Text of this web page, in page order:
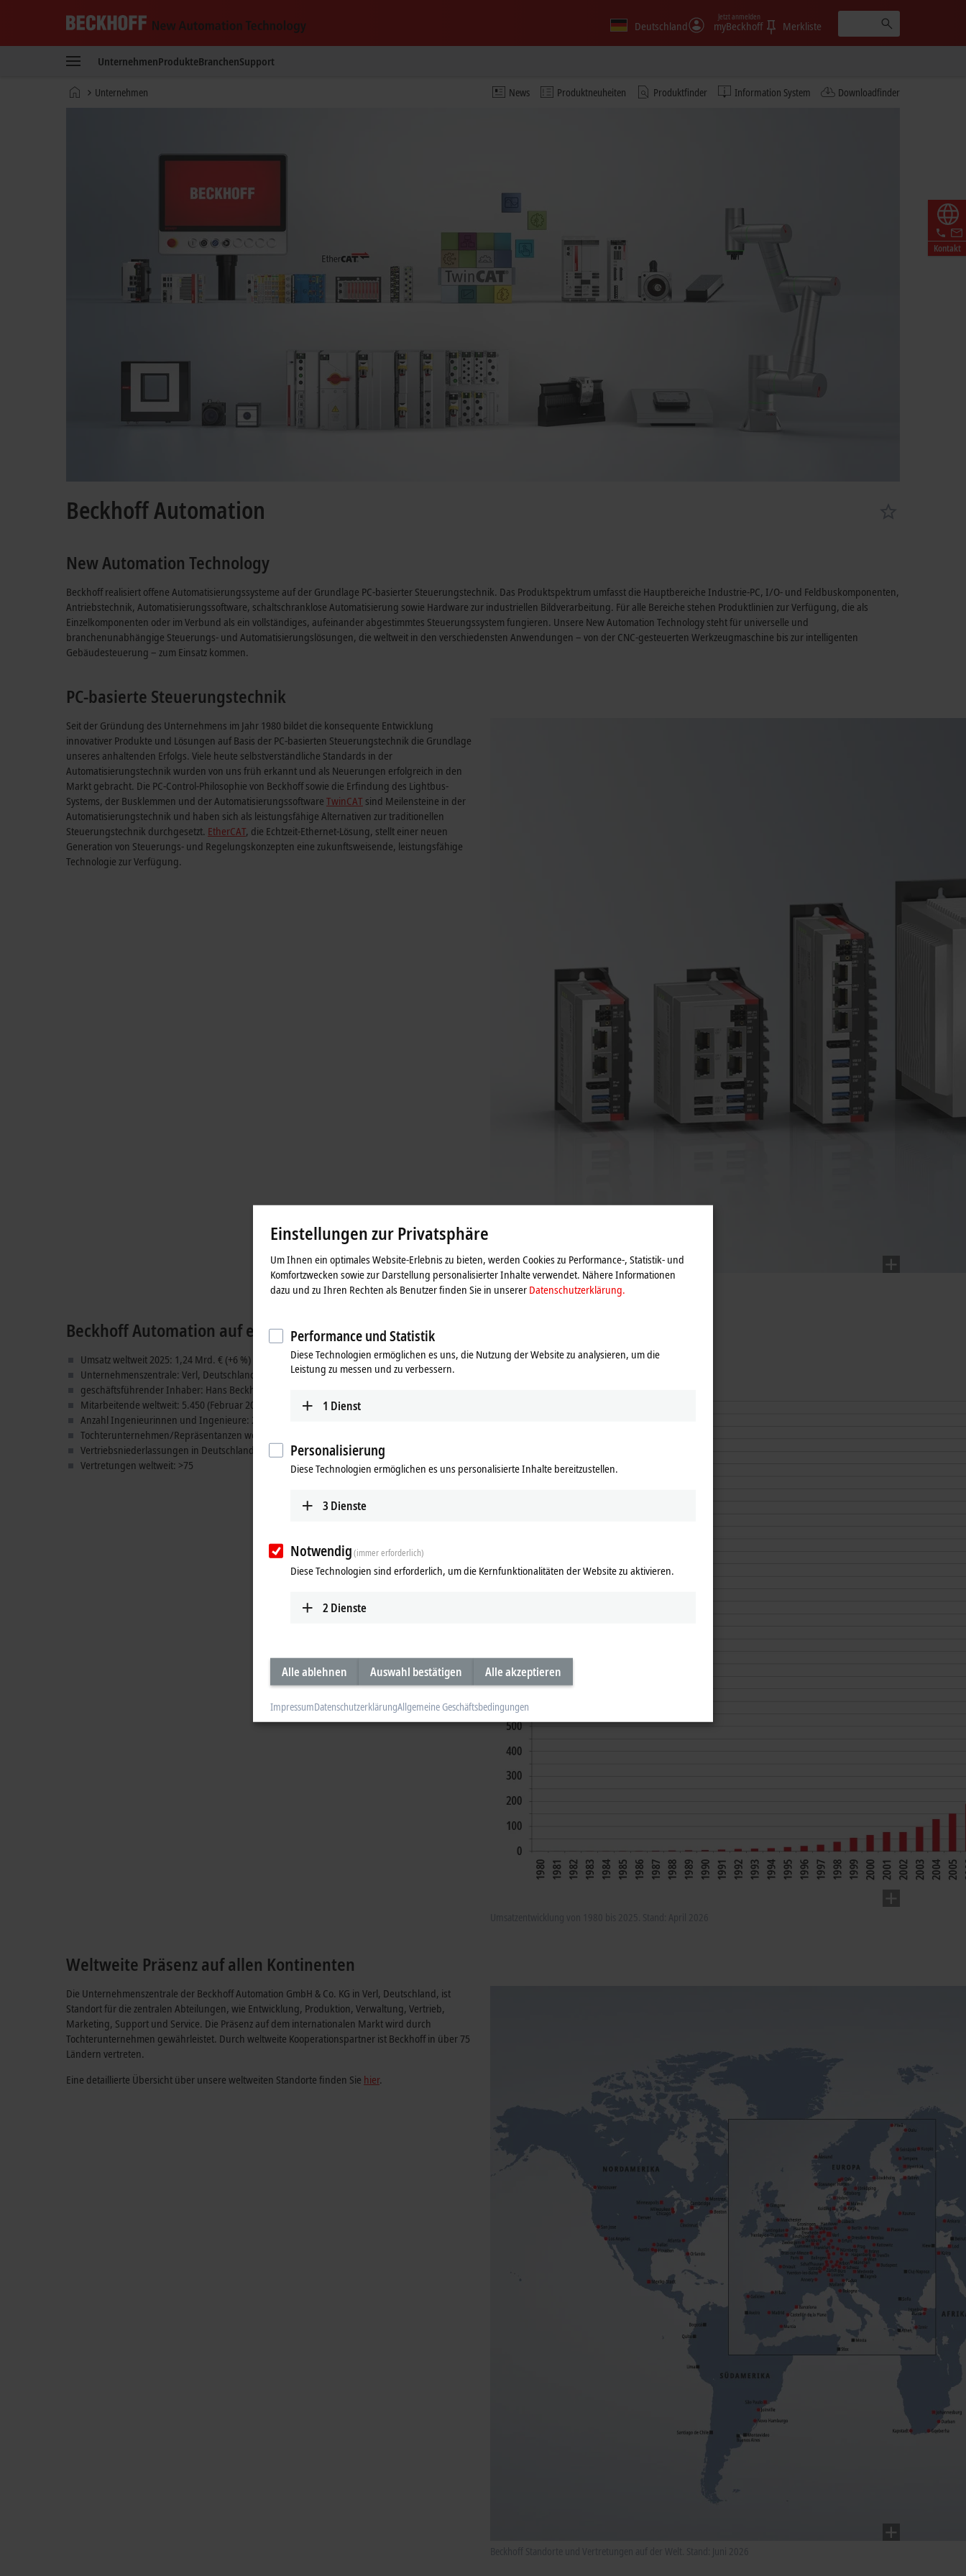
New
Technology
Deutschland myBeckhoff
Jetzt anmelden
Merkliste
UnternehmenProdukteBranchenSupport
News Produktneuheiten Produktfinder Information System Downloadfinder
StartseiteUnternehmen
Kontakt
Beckhoff Automation
New Automation Technology
Beckhoff realisiert offene Automatisierungssysteme auf der Grundlage PC-basierter Steuerungstechnik. Das Produktspektrum umfasst die Hauptbereiche Industrie-PC, I/O- und Feldbuskomponenten,
Antriebstechnik, Automatisierungssoftware, schaltschranklose Automatisierung sowie Hardware zur industriellen Bildverarbeitung. Für alle Bereiche stehen Produktlinien zur Verfügung, die als
Einzelkomponenten oder im Verbund als ein vollständiges, aufeinander abgestimmtes Steuerungssystem fungieren. Unsere New Automation Technology steht für universelle und
branchenunabhängige Steuerungs- und Automatisierungslösungen, die weltweit in den verschiedensten Anwendungen – von der CNC-gesteuerten Werkzeugmaschine bis zur intelligenten
Gebäudesteuerung – zum Einsatz kommen.
PC-basierte Steuerungstechnik
C60xx | Ultra-Kompakt-Industrie-PCs
Seit der Gründung des Unternehmens im Jahr 1980 bildet die konsequente Entwicklung
innovativer Produkte und Lösungen auf Basis der PC-basierten Steuerungstechnik die Grundlage
unseres anhaltenden Erfolgs. Viele heute selbstverständliche Standards in der
Automatisierungstechnik wurden von uns früh erkannt und als Neuerungen erfolgreich in den
Markt gebracht. Die PC-Control-Philosophie von Beckhoff sowie die Erfindung des Lightbus-
Systems, der Busklemmen und der Automatisierungssoftware TwinCAT sind Meilensteine in der
Automatisierungstechnik und haben sich als leistungsfähige Alternativen zur traditionellen
Steuerungstechnik durchgesetzt. EtherCAT, die Echtzeit-Ethernet-Lösung, stellt einer neuen
Generation von Steuerungs- und Regelungskonzepten eine zukunftsweisende, leistungsfähige
Technologie zur Verfügung.
Beckhoff Automation auf einen Blick
Umsatz weltweit 2025: 1,24 Mrd. € (+6 %)
Unternehmenszentrale: Verl, Deutschland
geschäftsführender Inhaber: Hans Beckhoff
Mitarbeitende weltweit: 5.450 (Februar 2026)
Anzahl Ingenieurinnen und Ingenieure: 2.000
Tochterunternehmen/Repräsentanzen weltweit: 41
Vertriebsniederlassungen in Deutschland: 23
Vertretungen weltweit: >75
Weltweite Präsenz auf allen Kontinenten
Die Unternehmenszentrale der Beckhoff Automation GmbH & Co. KG in Verl, Deutschland, ist
Standort für die zentralen Abteilungen, wie Entwicklung, Produktion, Verwaltung, Vertrieb,
Marketing, Support und Service. Die Präsenz auf dem internationalen Markt wird durch
Tochterunternehmen gewährleistet. Durch weltweite Kooperationspartner ist Beckhoff in über 75
Ländern vertreten.
Eine detaillierte Übersicht über unsere weltweiten Standorte finden Sie hier.
Einstellungen zur Privatsphäre
Um Ihnen ein optimales Website-Erlebnis zu bieten, werden Cookies zu Performance-, Statistik- und
Komfortzwecken sowie zur Darstellung personalisierter Inhalte verwendet. Nähere Informationen
dazu und zu Ihren Rechten als Benutzer finden Sie in unserer Datenschutzerklärung.
Performance und Statistik
Diese Technologien ermöglichen es uns, die Nutzung der Website zu analysieren, um die
Leistung zu messen und zu verbessern.
1 Dienst
Personalisierung
Diese Technologien ermöglichen es uns personalisierte Inhalte bereitzustellen.
3 Dienste
Notwendig(immer erforderlich)
Diese Technologien sind erforderlich, um die Kernfunktionalitäten der Website zu aktivieren.
2 Dienste
Alle ablehnen Auswahl bestätigen Alle akzeptieren
ImpressumDatenschutzerklärungAllgemeine Geschäftsbedingungen